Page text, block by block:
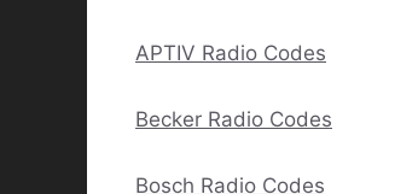
APTIV Radio Codes
Becker Radio Codes
Bosch Radio Codes